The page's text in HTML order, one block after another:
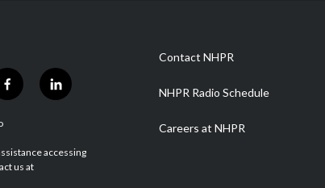
f
b
o
l
e
accessing
us at
Contact NHPR
NHPR Radio Schedule
Careers at NHPR